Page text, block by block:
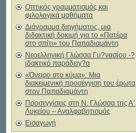
Οπτικός γραμματισμός και
φιλολογικά μαθήματα
Διάγραμμα διηγήματος, μια
διδακτική δοκιμή για το «Πατέρα
στο σπίτι» του Παπαδιαμάντη
Νεοελληνική Γλώσσα Γυ?νασίου -?
ιδακτικό παράδειγ?α
«Όνειρο στο κύμα»: Μια
διακειμενική προσέγγιση του έρωτα
στον Παπαδιαμάντη
Προσεγγίσεις στη Ν. Γλώσσα της Α΄
Λυκείου – Αναλφαβητισμός
Εισαγωγή